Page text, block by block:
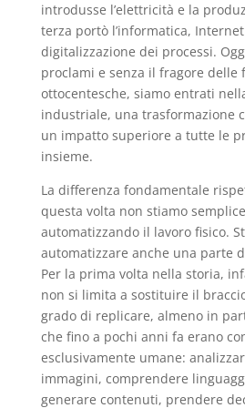
introdusse l’elettricità e la
terza portò l’informatica,
digitalizzazione dei processi.
proclami e senza il fragore delle
ottocentesche, siamo entrati
industriale, una trasformazione
un impatto superiore a tutte le
insieme.
La differenza fondamentale
questa volta non stiamo
automatizzando il lavoro fisico.
automatizzare anche una parte
Per la prima volta nella storia,
non si limita a sostituire il
grado di replicare, almeno in
che fino a pochi anni fa erano
esclusivamente umane:
immagini, comprendere
generare contenuti, prendere